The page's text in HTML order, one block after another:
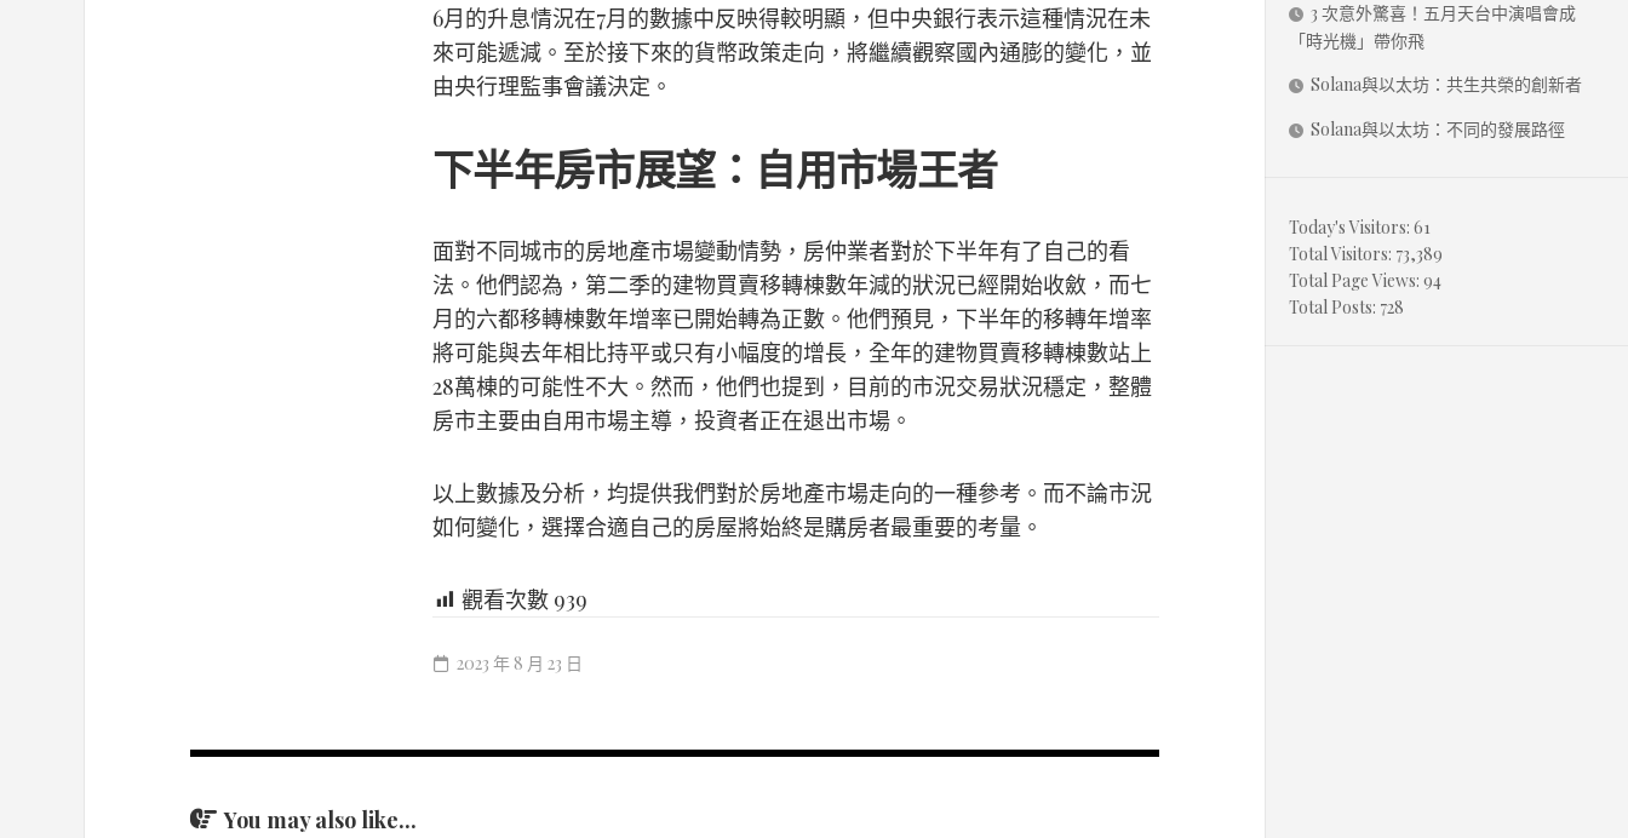
6月的升息情況在7月的數據中反映得較明顯，但中央銀行表示這種情況在未
來可能遞減。至於接下來的貨幣政策走向，將繼續觀察國內通膨的變化，並
由央行理監事會議決定。
下半年房市展望：自用市場王者
面對不同城市的房地產市場變動情勢，房仲業者對於下半年有了自己的看
法。他們認為，第二季的建物買賣移轉棟數年減的狀況已經開始收斂，而七
月的六都移轉棟數年增率已開始轉為正數。他們預見，下半年的移轉年增率
將可能與去年相比持平或只有小幅度的增長，全年的建物買賣移轉棟數站上
28萬棟的可能性不大。然而，他們也提到，目前的市況交易狀況穩定，整體
房市主要由自用市場主導，投資者正在退出市場。
以上數據及分析，均提供我們對於房地產市場走向的一種參考。而不論市況
如何變化，選擇合適自己的房屋將始終是購房者最重要的考量。
觀看次數 939
2023 年 8 月 23 日
You may also like...
3 次意外驚喜！五月天台中演唱會成
「時光機」帶你飛
Solana與以太坊：共生共榮的創新者
Solana與以太坊：不同的發展路徑
Today's Visitors: 61
Total Visitors: 73,389
Total Page Views: 94
Total Posts: 728